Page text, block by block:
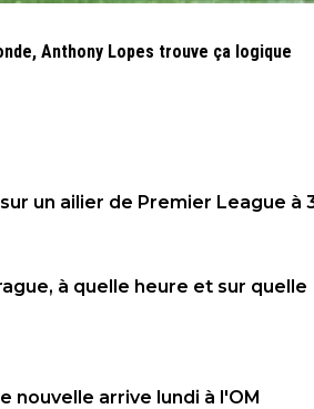
Anthony Lopes trouve ça logique
un ailier de Premier League à
à quelle heure et sur quelle
nouvelle arrive lundi à l'OM